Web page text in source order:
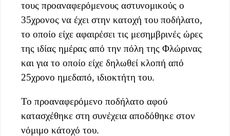
τους προαναφερόμενους αστυνομικούς ο
35χρονος να έχει στην κατοχή του ποδήλατο,
το οποίο είχε αφαιρέσει τις μεσημβρινές ώρες
της ιδίας ημέρας από την πόλη της Φλώρινας
και για το οποίο είχε δηλωθεί κλοπή από
25χρονο ημεδαπό, ιδιοκτήτη του.
Το προαναφερόμενο ποδήλατο αφού
κατασχέθηκε στη συνέχεια αποδόθηκε στον
νόμιμο κάτοχό του.